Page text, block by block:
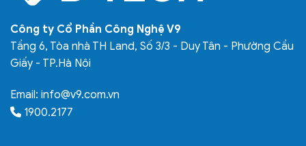
Công ty Cổ Phần Công Nghệ V9
Tầng 6, Tòa nhà TH Land, Số 3/3 - Duy Tân - Phường Cầu
Giấy - TP.Hà Nội
Email: info@v9.com.vn
1900.2177